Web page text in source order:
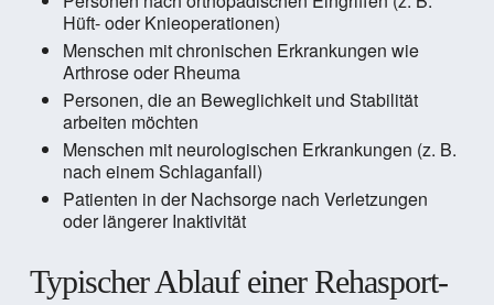
Hüft- oder Knieoperationen)
Menschen mit chronischen Erkrankungen wie
Arthrose oder Rheuma
Personen, die an Beweglichkeit und Stabilität
arbeiten möchten
Menschen mit neurologischen Erkrankungen (z. B.
nach einem Schlaganfall)
Patienten in der Nachsorge nach Verletzungen
oder längerer Inaktivität
Typischer Ablauf einer Rehasport-